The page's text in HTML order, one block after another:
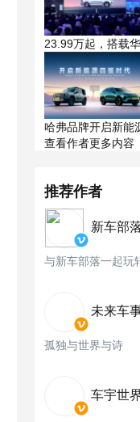
23.99万起，搭载
哈弗品牌开启新能
查看作者更多内容
推荐作者
新车部
与新车部落一起玩
未来车
孤独与世界与诗
车宇世